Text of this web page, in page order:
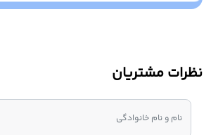
نظرات مشتریان